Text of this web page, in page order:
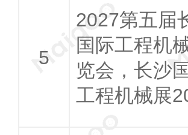
2027第五届
国际工程机
览会，长沙
工程机械展